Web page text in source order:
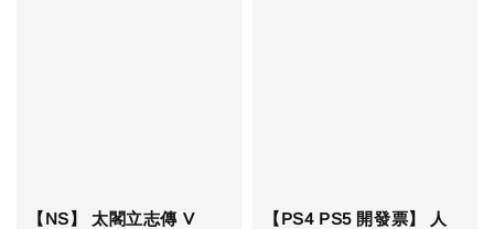
【NS】 太閣立志傳 V
【PS4 PS5 開發票】 人